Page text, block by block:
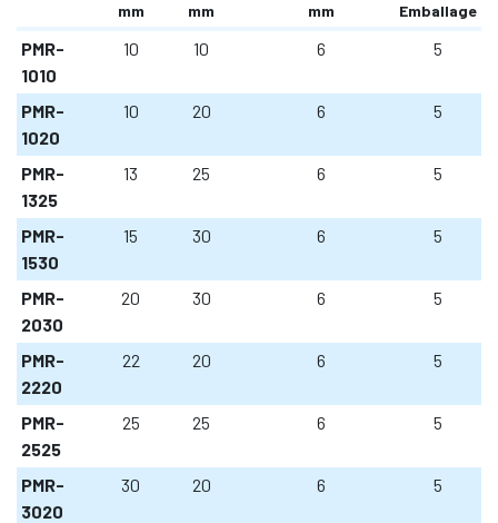
mm
mm
mm
Emballage
PMR-
1010
10 10 6 5
PMR-
1020
10 20 6 5
PMR-
1325
13 25 6 5
PMR-
1530
15 30 6 5
PMR-
2030
20 30 6 5
PMR-
2220
22 20 6 5
PMR-
2525
25 25 6 5
PMR-
3020
30 20 6 5